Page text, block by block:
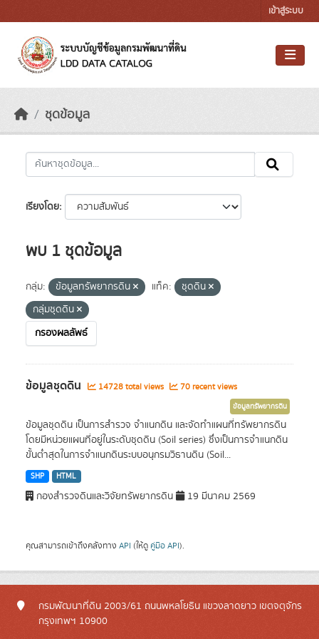
เข้าสู่ระบบ
ชุดข้อมูล
เรียงโดย
พบ 1 ชุดข้อมูล
กลุ่ม: ข้อมูลทรัพยากรดิน แท็ค:
ชุดดิน
กลุ่มชุดดิน
กรองผลลัพธ์
ข้อมูลชุดดิน 14728 total views 70 recent views
ข้อมูลทรัพยากรดิน
ข้อมูลชุดดิน เป็นการสำรวจ จำแนกดิน และจัดทำแผนที่ทรัพยากรดิน
โดยมีหน่วยแผนที่อยู่ในระดับชุดดิน (Soil series) ซึ่งเป็นการจำแนกดิน
ขั้นต่ำสุดในการจำแนกดินระบบอนุกรมวิธานดิน (Soil...
SHP HTML
กองสำรวจดินและวิจัยทรัพยากรดิน 19 มีนาคม 2569
คุณสามารถเข้าถึงคลังทาง API (ให้ดู คู่มือ API).
กรมพัฒนาที่ดิน 2003/61 ถนนพหลโยธิน แขวงลาดยาว เขตจตุจักร
กรุงเทพฯ 10900